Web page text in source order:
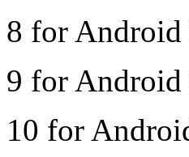
8 for
9 for Android
10 for